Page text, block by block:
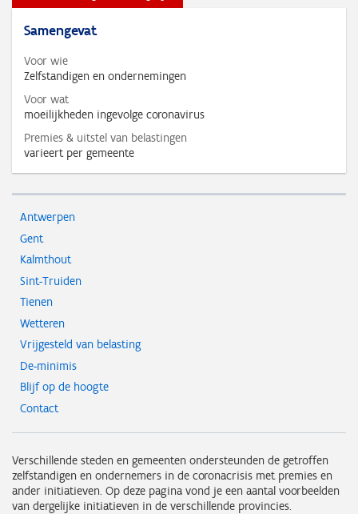
Samengevat
Voor wie
Zelfstandigen en ondernemingen
Voor wat
moeilijkheden ingevolge coronavirus
Premies & uitstel van belastingen
varieert per gemeente
Antwerpen
Gent
Kalmthout
Sint-Truiden
Tienen
Wetteren
Vrijgesteld van belasting
De-minimis
Blijf op de hoogte
Contact
Verschillende steden en gemeenten ondersteunden de getroffen
zelfstandigen en ondernemers in de coronacrisis met premies en
ander initiatieven. Op deze pagina vond je een aantal voorbeelden
van dergelijke initiatieven in de verschillende provincies.